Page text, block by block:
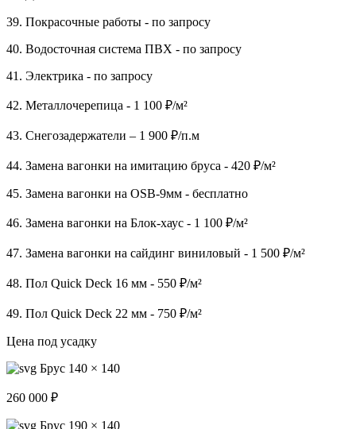
39. Покрасочные работы - по запросу
40. Водосточная система ПВХ - по запросу
41. Электрика - по запросу
42. Металлочерепица - 1 100 ₽/м²
43. Снегозадержатели – 1 900 ₽/п.м
44. Замена вагонки на имитацию бруса - 420 ₽/м²
45. Замена вагонки на OSB-9мм - бесплатно
46. Замена вагонки на Блок-хаус - 1 100 ₽/м²
47. Замена вагонки на сайдинг виниловый - 1 500 ₽/м²
48. Пол Quick Deck 16 мм - 550 ₽/м²
49. Пол Quick Deck 22 мм - 750 ₽/м²
Цена под усадку
Брус 140 × 140
260 000 ₽
Брус 190 × 140